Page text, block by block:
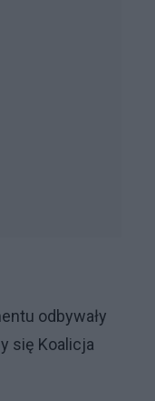
odbywały
się Koalicja